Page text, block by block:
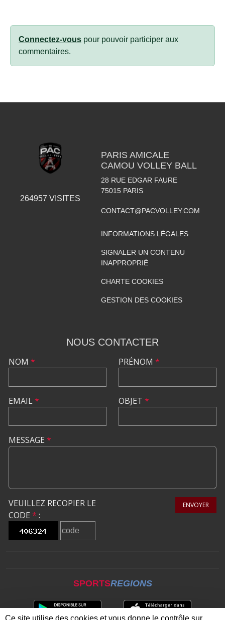
Connectez-vous pour pouvoir participer aux
commentaires.
264957 VISITES
PARIS AMICALE
CAMOU VOLLEY BALL
28 RUE EDGAR FAURE
75015 PARIS
CONTACT@PACVOLLEY.COM
INFORMATIONS LÉGALES
SIGNALER UN CONTENU
INAPPROPRIÉ
CHARTE COOKIES
GESTION DES COOKIES
NOUS CONTACTER
NOM *
EMAIL*
PRÉNOM *
OBJET *
MESSAGE *
VEUILLEZ RECOPIER LE
CODE * :
ENVOYER
SPORTSREGIONS
Ce site utilise des cookies et vous donne le contrôle sur